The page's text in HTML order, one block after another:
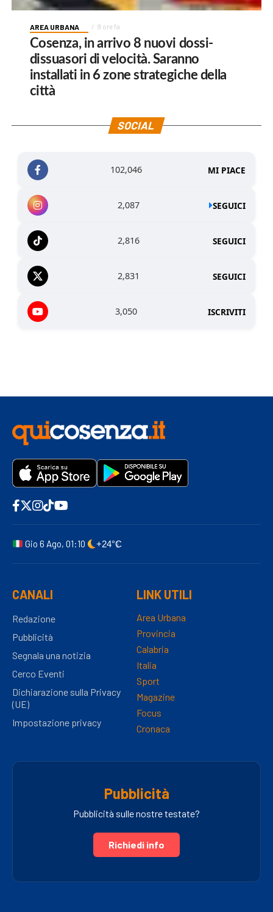
AREA URBANA 9 ore fa
Cosenza, in arrivo 8 nuovi dossi-
dissuasori di velocità. Saranno
installati in 6 zone strategiche della
città
SOCIAL
102,046 MI PIACE
2,087 SEGUICI
2,816 SEGUICI
2,831 SEGUICI
3,050 ISCRIVITI
Gio 6 Ago, 01:10 +24°C
CANALI
Redazione
Pubblicità
Segnala una notizia
Cerco Eventi
Dichiarazione sulla Privacy
(UE)
Impostazione privacy
LINK UTILI
Area Urbana
Provincia
Calabria
Italia
Sport
Magazine
Focus
Cronaca
Pubblicità
Pubblicità sulle nostre testate?
Richiedi info